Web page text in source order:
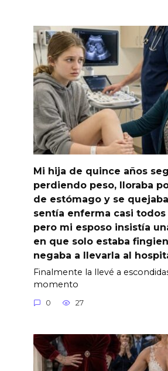
Mi hija de quince años
perdiendo peso, lloraba
de estómago y se
sentía enferma casi todos
pero mi esposo insistía
en que solo estaba
negaba a llevarla al
Finalmente la llevé a
momento
0 27